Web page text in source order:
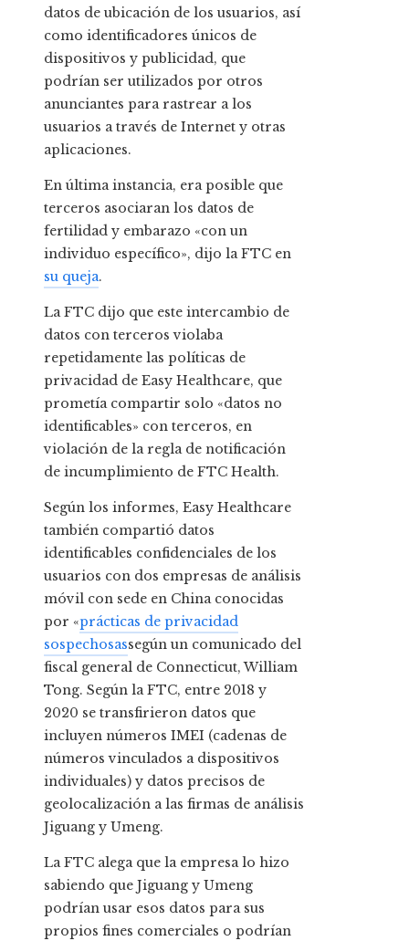
datos de ubicación de los usuarios, así
como identificadores únicos de
dispositivos y publicidad, que
podrían ser utilizados por otros
anunciantes para rastrear a los
usuarios a través de Internet y otras
aplicaciones.
En última instancia, era posible que
terceros asociaran los datos de
fertilidad y embarazo «con un
individuo específico», dijo la FTC en
su queja.
La FTC dijo que este intercambio de
datos con terceros violaba
repetidamente las políticas de
privacidad de Easy Healthcare, que
prometía compartir solo «datos no
identificables» con terceros, en
violación de la regla de notificación
de incumplimiento de FTC Health.
Según los informes, Easy Healthcare
también compartió datos
identificables confidenciales de los
usuarios con dos empresas de análisis
móvil con sede en China conocidas
por «prácticas de privacidad
sospechosassegún un comunicado del
fiscal general de Connecticut, William
Tong. Según la FTC, entre 2018 y
2020 se transfirieron datos que
incluyen números IMEI (cadenas de
números vinculados a dispositivos
individuales) y datos precisos de
geolocalización a las firmas de análisis
Jiguang y Umeng.
La FTC alega que la empresa lo hizo
sabiendo que Jiguang y Umeng
podrían usar esos datos para sus
propios fines comerciales o podrían